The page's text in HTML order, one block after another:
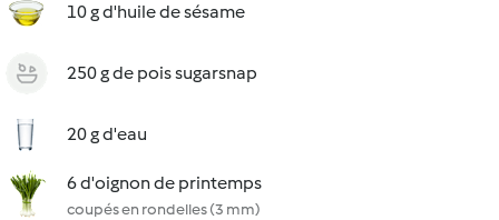
10 g d'huile de sésame
250 g de pois sugarsnap
20 g d'eau
6 d'oignon de printemps
coupés en rondelles (3 mm)